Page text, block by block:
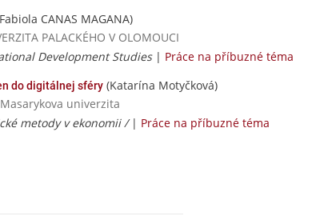
CANAS MAGANA)
PALACKÉHO V OLOMOUCI
Development Studies| Práce na příbuzné téma
do digitálnej sféry (Katarína Motyčková)
univerzita
metody v ekonomii / | Práce na příbuzné téma